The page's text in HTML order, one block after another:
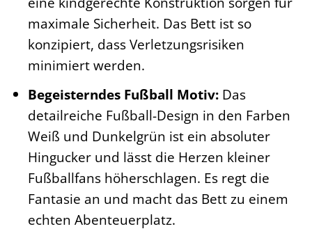
maximale Sicherheit. Das Bett ist so
konzipiert, dass Verletzungsrisiken
minimiert werden.
Begeisterndes Fußball Motiv: Das
detailreiche Fußball-Design in den Farben
Weiß und Dunkelgrün ist ein absoluter
Hingucker und lässt die Herzen kleiner
Fußballfans höherschlagen. Es regt die
Fantasie an und macht das Bett zu einem
echten Abenteuerplatz.